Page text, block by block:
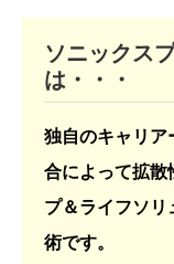
ソニックス
は・・・
独自のキャリア
合によって拡散
プ＆ライフソ
術です。